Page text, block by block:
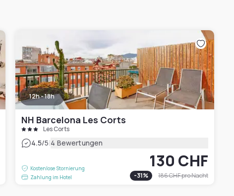
12h - 18h
NH Barcelona Les Corts
Les Corts
4.5/5|4 Bewertungen
Kostenlose Stornierung
Zahlung im Hotel
130 CHF
-31% 186 CHFpro Nacht